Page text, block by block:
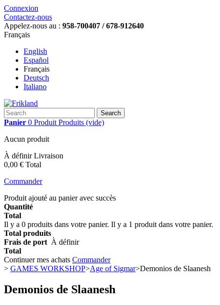
Connexion
Contactez-nous
Appelez-nous au : 958-700407 / 678-912640
Français
English
Español
Français
Deutsch
Italiano
Search
Panier 0 Produit Produits (vide)
Aucun produit
À définirLivraison
0,00 € Total
Commander
Produit ajouté au panier avec succès
Quantité
Total
Il y a 0 produits dans votre panier. Il y a 1 produit dans votre panier.
Total produits
Frais de port À définir
Total
Continuer mes achats Commander
> GAMES WORKSHOP>Age of Sigmar>Demonios de Slaanesh
Demonios de Slaanesh